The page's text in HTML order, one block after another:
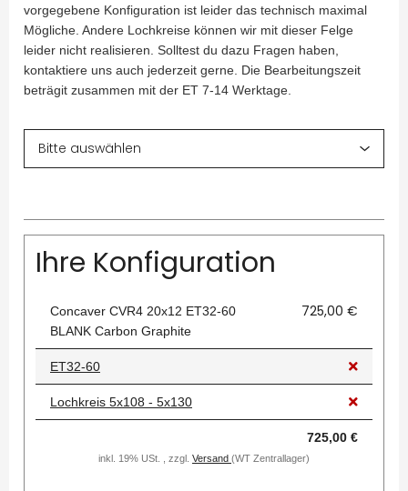
vorgegebene Konfiguration ist leider das technisch maximal
Mögliche. Andere Lochkreise können wir mit dieser Felge
leider nicht realisieren. Solltest du dazu Fragen haben,
kontaktiere uns auch jederzeit gerne. Die Bearbeitungszeit
beträgit zusammen mit der ET 7-14 Werktage.
Ihre Konfiguration
Concaver CVR4 20x12 ET32-60
BLANK Carbon Graphite
725,00 €
ET32-60
Lochkreis 5x108 - 5x130
725,00 €
inkl. 19% USt. , zzgl. Versand (WT Zentrallager)